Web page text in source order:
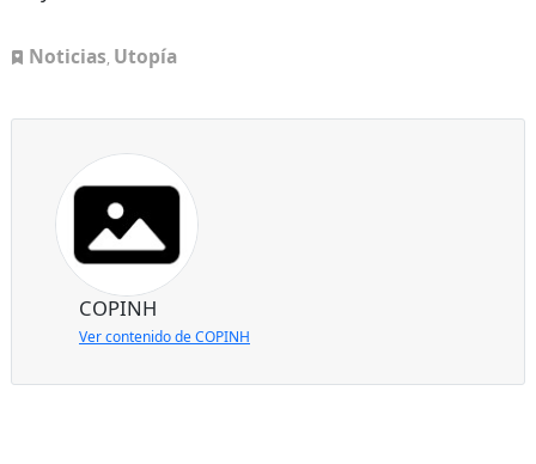
Noticias, Utopía
COPINH
Ver contenido de COPINH